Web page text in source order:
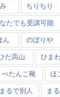
ちりちり
たでも受講可能
ん のぼりや
だ高山 ひま
ぺたんこ靴 ほ
まるで別人 ま